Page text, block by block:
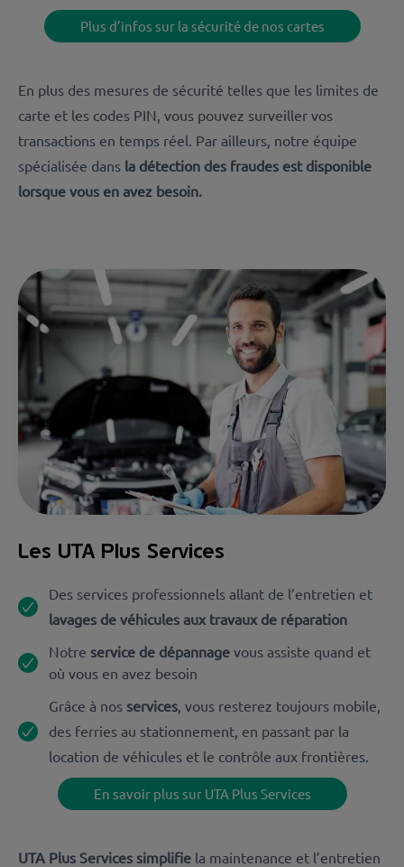
Plus d’infos sur la sécurité de nos cartes
En plus des mesures de sécurité telles que les limites de
carte et les codes PIN, vous pouvez surveiller vos
transactions en temps réel. Par ailleurs, notre équipe
spécialisée dans la détection des fraudes est disponible
lorsque vous en avez besoin.
Les UTA Plus Services
Des services professionnels allant de l’entretien et
lavages de véhicules aux travaux de réparation
Notre service de dépannage vous assiste quand et
où vous en avez besoin
Grâce à nos services vous resterez toujours mobile,
des ferries au stationnement, en passant par la
location de véhicules et le contrôle aux frontières.
En savoir plus sur UTA Plus Services
UTA Plus Services simplifie la maintenance et l’entretien